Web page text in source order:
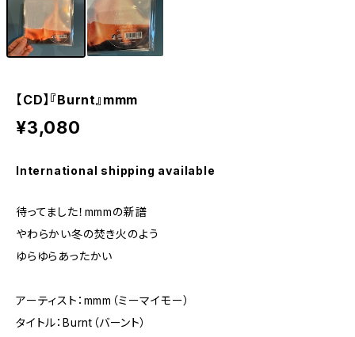
【CD】『Burnt』mmm
¥3,080
International shipping available
待ってました！mmmの新譜
やわらかい冬の焚き火のよう
ゆらゆらあったかい
アーティスト：mmm（ミーマイモー）
タイトル：Burnt（バーント）